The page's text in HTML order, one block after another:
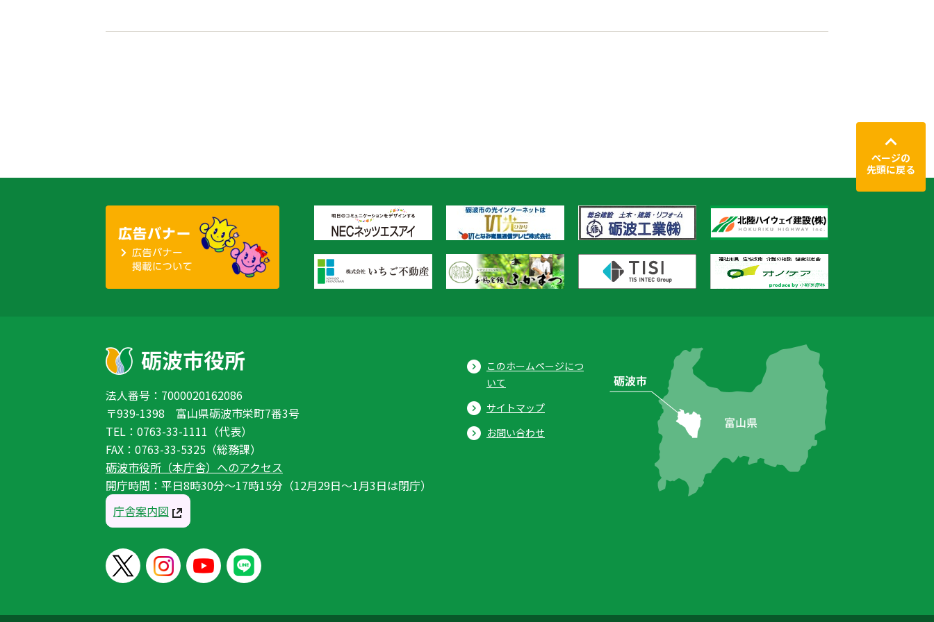
ページの
先頭に戻る
法人番号：7000020162086
〒939-1398 富山県砺波市栄町7番3号
TEL：0763-33-1111（代表）
FAX：0763-33-5325（総務課）
砺波市役所（本庁舎）へのアクセス
開庁時間：平日8時30分〜17時15分（12月29日〜1月3日は閉庁）
庁舎案内図
このホームページにつ
いて
サイトマップ
お問い合わせ